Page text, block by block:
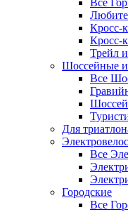
Все
Кросс-
Кросс-
Трейл
Шоссейные
Все
Для
Все
Городские
Все